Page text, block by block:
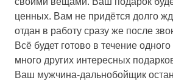
ценных. Вам не придётся долго
отдан в работу сразу же после
Всё будет готово в течение
много других интересных
Ваш мужчина-дальнобойщик